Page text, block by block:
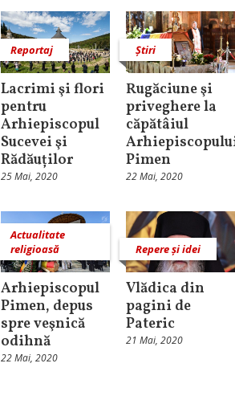
Reportaj
Lacrimi şi flori
pentru
Arhiepiscopul
Sucevei şi
Rădăuților
25 Mai, 2020
Știri
Rugăciune şi
priveghere la
căpătâiul
Pimen
22 Mai, 2020
Actualitate
religioasă
Arhiepiscopul
Pimen, depus
spre veşnică
odihnă
22 Mai, 2020
Repere și idei
Vlădica din
pagini de
Pateric
21 Mai, 2020